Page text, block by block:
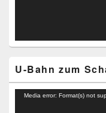
U-Bahn zum
Video-
Media error: Format(s) not